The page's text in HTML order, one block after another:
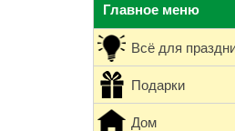
Главное меню
Всё для
Подарки
Дом